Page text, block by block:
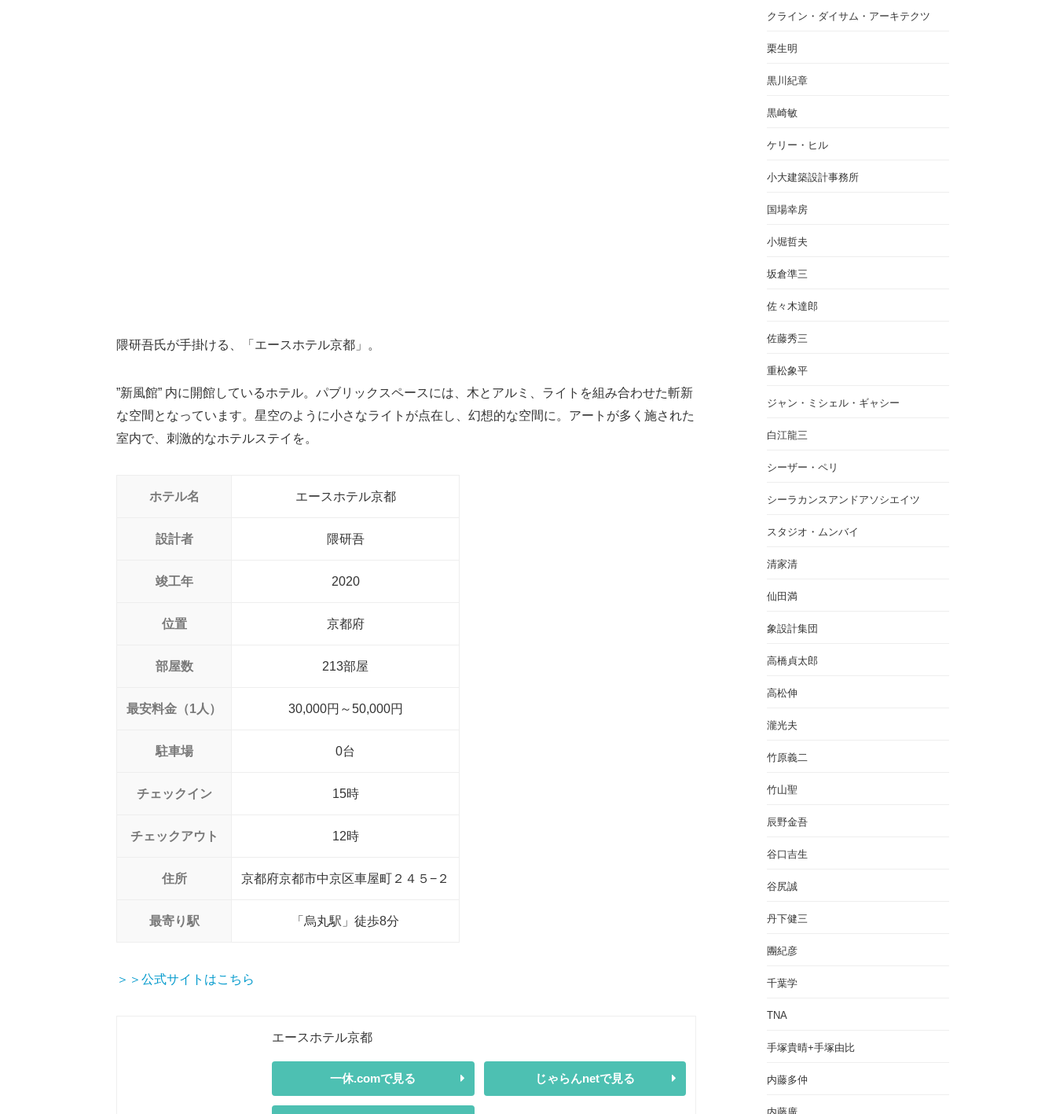
隈研吾氏が手掛ける、「エースホテル京都」。
”新風館” 内に開館しているホテル。パブリックスペースには、木とアルミ、ライトを組み合わせた斬新
な空間となっています。星空のように小さなライトが点在し、幻想的な空間に。アートが多く施された
室内で、刺激的なホテルステイを。
ホテル名 エースホテル京都
設計者 隈研吾
竣工年 2020
位置 京都府
部屋数 213部屋
最安料金（1人） 30,000円～50,000円
駐車場 0台
チェックイン 15時
チェックアウト 12時
住所 京都府京都市中京区車屋町２４５−２
最寄り駅 「烏丸駅」徒歩8分
＞＞公式サイトはこちら
エースホテル京都
一休.comで見る じゃらんnetで見る
クライン・ダイサム・アーキテクツ
栗生明
黒川紀章
黒崎敏
ケリー・ヒル
小大建築設計事務所
国場幸房
小堀哲夫
坂倉準三
佐々木達郎
佐藤秀三
重松象平
ジャン・ミシェル・ギャシー
白江龍三
シーザー・ペリ
シーラカンスアンドアソシエイツ
スタジオ・ムンバイ
清家清
仙田満
象設計集団
高橋貞太郎
高松伸
瀧光夫
竹原義二
竹山聖
辰野金吾
谷口吉生
谷尻誠
丹下健三
團紀彦
千葉学
TNA
手塚貴晴+手塚由比
内藤多仲